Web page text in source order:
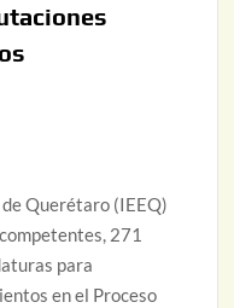
Querétaro (IEEQ)
271
para
en el Proceso